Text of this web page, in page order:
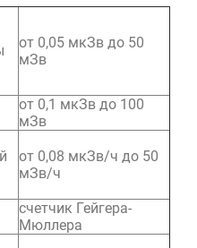
от 0,05 мкЗв до 50
мЗв
от 0,1 мкЗв до 100
мЗв
от 0,08 мкЗв/ч до 50
мЗв/ч
счетчик Гейгера-
Мюллера